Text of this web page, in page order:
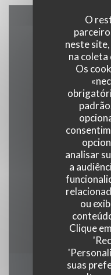
O
neste
na coleta
Os
analisar
a
ou
Clique
suas
Eurocard/